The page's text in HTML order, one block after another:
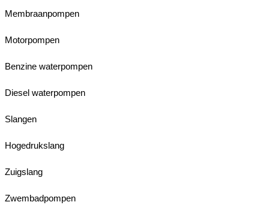
Membraanpompen
Motorpompen
Benzine waterpompen
Diesel waterpompen
Slangen
Hogedrukslang
Zuigslang
Zwembadpompen